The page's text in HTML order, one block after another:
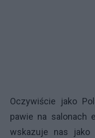
Oczywiście jako
pawie na salonach
wskazuje nas jako